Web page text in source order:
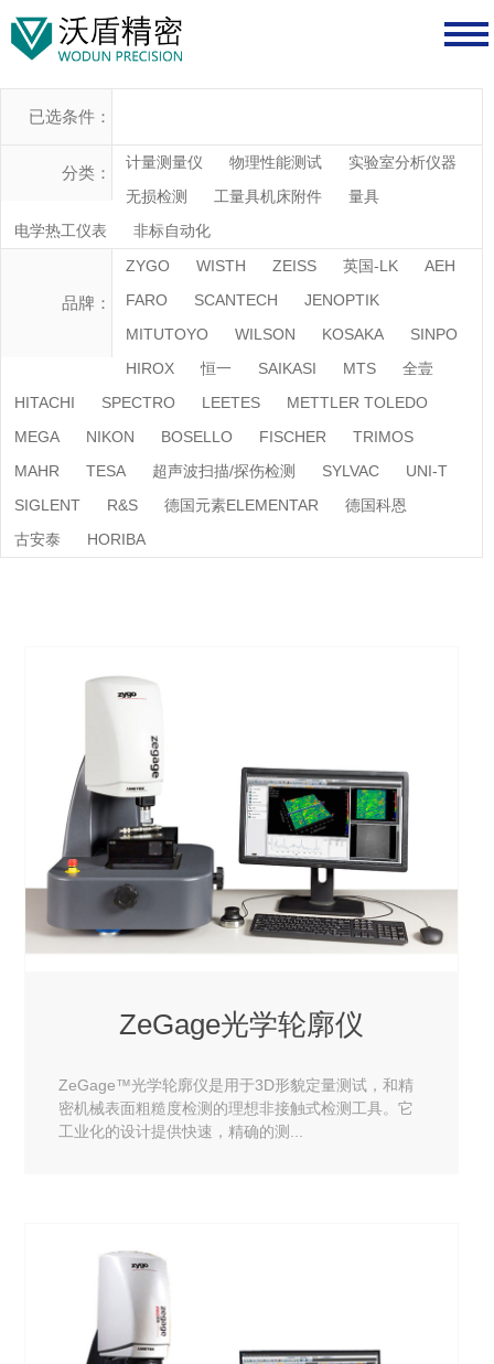
已选条件：
分类：
计量测量仪 物理性能测试
实验室分析仪器
无损检测
工量具机床附件
量具
电学热工仪表
非标自动化
品牌：
ZYGO WISTH ZEISS 英国-LK
AEH
FARO
SCANTECH
JENOPTIK
MITUTOYO
WILSON KOSAKA
SINPO
HIROX
恒一 SAIKASI MTS
全壹
HITACHI
SPECTRO LEETES
METTLER TOLEDO
MEGA
NIKON BOSELLO FISCHER
TRIMOS
MAHR
TESA 超声波扫描/探伤检测 SYLVAC
UNI-T
SIGLENT
R&S 德国元素ELEMENTAR
德国科恩
古安泰
HORIBA
ZeGage光学轮廓仪
ZeGage™光学轮廓仪是用于3D形貌定量测试，和精
密机械表面粗糙度检测的理想非接触式检测工具。它
工业化的设计提供快速，精确的测...